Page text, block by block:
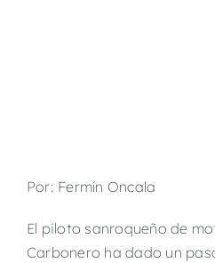
Por: Fermín Oncala
El piloto sanroqueño de
Carbonero ha dado un